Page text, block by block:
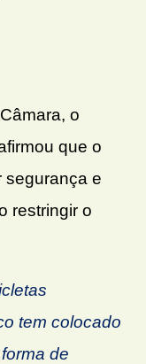
o
que o
segurança e
restringir o
tem colocado
de